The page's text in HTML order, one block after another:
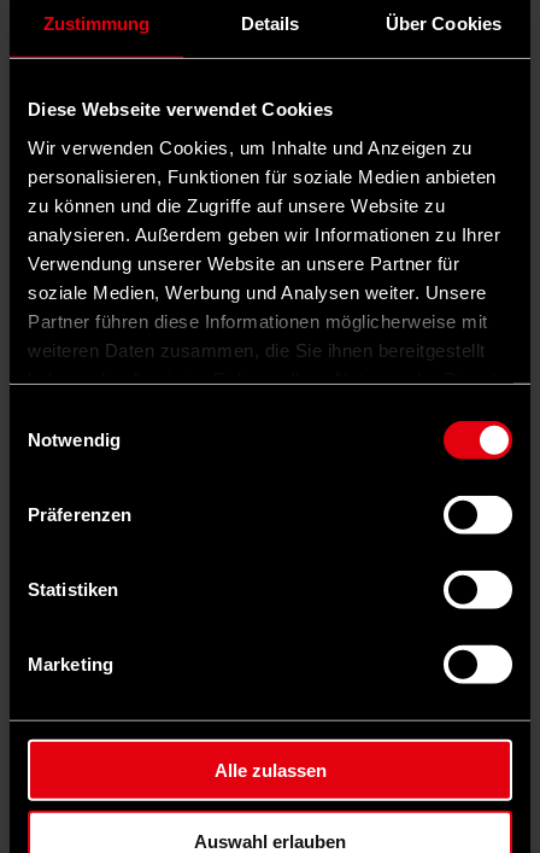
Zustimmung Details Über Cookies
Diese Webseite verwendet Cookies
Wir verwenden Cookies, um Inhalte und Anzeigen zu
personalisieren, Funktionen für soziale Medien anbieten
zu können und die Zugriffe auf unsere Website zu
analysieren. Außerdem geben wir Informationen zu Ihrer
Verwendung unserer Website an unsere Partner für
soziale Medien, Werbung und Analysen weiter. Unsere
Partner führen diese Informationen möglicherweise mit
weiteren Daten zusammen, die Sie ihnen bereitgestellt
Notwendig
Präferenzen
Statistiken
Marketing
Alle zulassen
Auswahl erlauben